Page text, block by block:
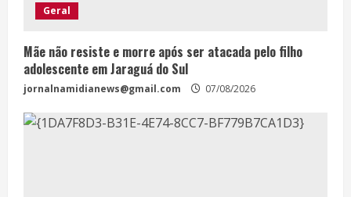
Geral
Mãe não resiste e morre após ser atacada pelo filho
adolescente em Jaraguá do Sul
jornalnamidianews@gmail.com 07/08/2026